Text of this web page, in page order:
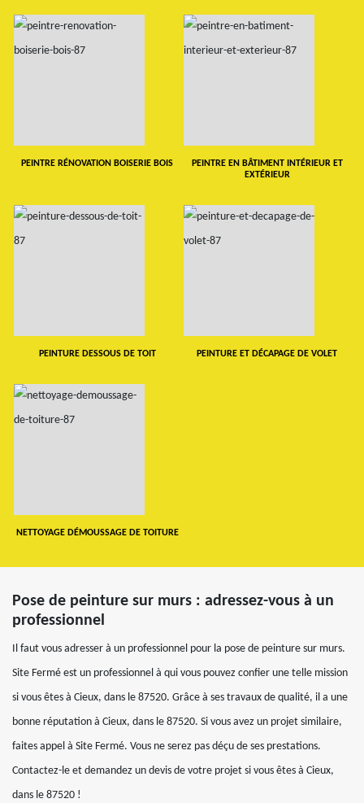
PEINTRE RÉNOVATION BOISERIE BOIS
PEINTRE EN BÂTIMENT INTÉRIEUR ET
EXTÉRIEUR
PEINTURE DESSOUS DE TOIT PEINTURE ET DÉCAPAGE DE VOLET
NETTOYAGE DÉMOUSSAGE DE TOITURE
Pose de peinture sur murs : adressez-vous à un
professionnel
Il faut vous adresser à un professionnel pour la pose de peinture sur murs.
Site Fermé est un professionnel à qui vous pouvez confier une telle mission
si vous êtes à Cieux, dans le 87520. Grâce à ses travaux de qualité, il a une
bonne réputation à Cieux, dans le 87520. Si vous avez un projet similaire,
faites appel à Site Fermé. Vous ne serez pas déçu de ses prestations.
Contactez-le et demandez un devis de votre projet si vous êtes à Cieux,
dans le 87520 !